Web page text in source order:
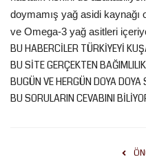
Galeriler
Yaşam
Künye
doymamış yağ asidi
ve Omega-3 yağ asitleri
BU HABERCİLER TÜRKİYEYİ
BU SİTE GERÇEKTEN
BUGÜN VE HERGÜN DOYA DOYA
BU SORULARIN CEVABINI